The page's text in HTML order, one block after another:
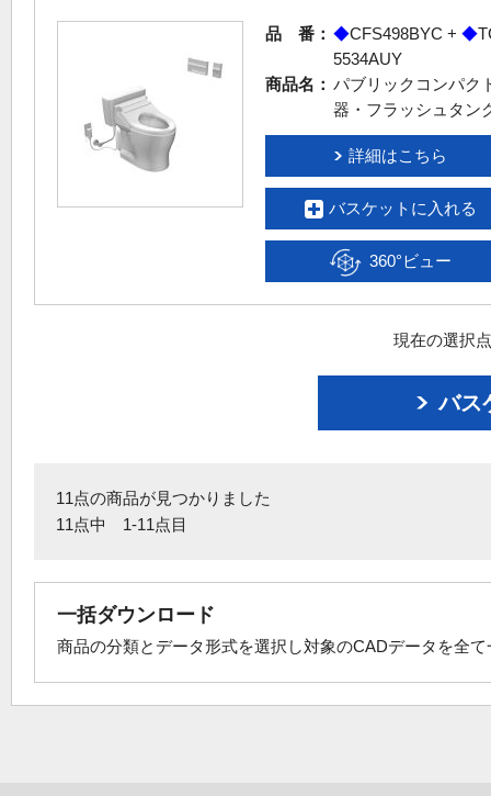
品 番： ◆CFS498BYC + ◆
5534AUY
商品名： パブリックコンパク
器・フラッシュタン
詳細はこちら
バスケットに入れる
360°ビュー
現在の選択
バス
11点の商品が見つかりました
11点中 1-11点目
一括ダウンロード
商品の分類とデータ形式を選択し対象のCADデータを全